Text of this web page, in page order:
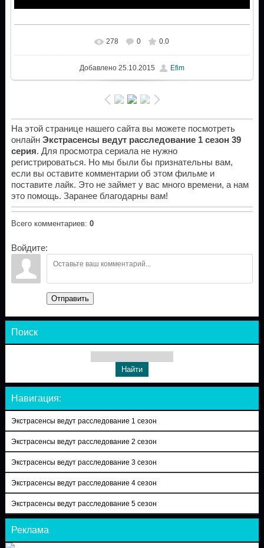
278 0 0.0
Добавлено25.10.2015 Efim
На этой странице нашего сайта вы можете посмотреть
онлайн Экстрасенсы ведут расследование 1 сезон 39
серия. Для просмотра сериала не нужно
регистрироваться. Но мы были бы признательны вам,
если вы оставите комментарии об этом фильме и
поставите лайк. Это не займет у вас много времени, а нам
это помощь. Заранее благодарны вам!
Всего комментариев: 0
Войдите:
Отправить
Поиск
Навигация:
Экстрасенсы ведут расследование 1 сезон
Экстрасенсы ведут расследование 2 сезон
Экстрасенсы ведут расследование 3 сезон
Экстрасенсы ведут расследование 4 сезон
Экстрасенсы ведут расследование 5 сезон
Реклама